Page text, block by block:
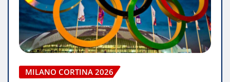
MILANO CORTINA 2026